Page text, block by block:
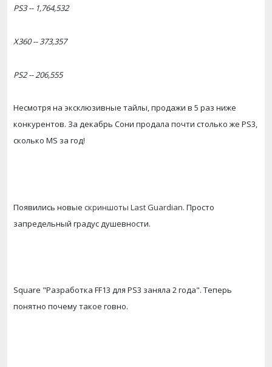
PS3 -- 1,764,532
X360 -- 373,357
PS2 -- 206,555
Несмотря на эксклюзивные тайлы, продажи в 5 раз ниже
конкурентов. За декабрь Сони продала почти столько же PS3,
сколько MS за год!
Появились новые скриншоты Last Guardian. Просто
запредельный градус душевности.
Square "Разработка FF13 для PS3 заняла 2 года". Теперь
понятно почему такое говно.